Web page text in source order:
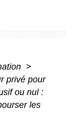
>
privé pour
ou nul :
les